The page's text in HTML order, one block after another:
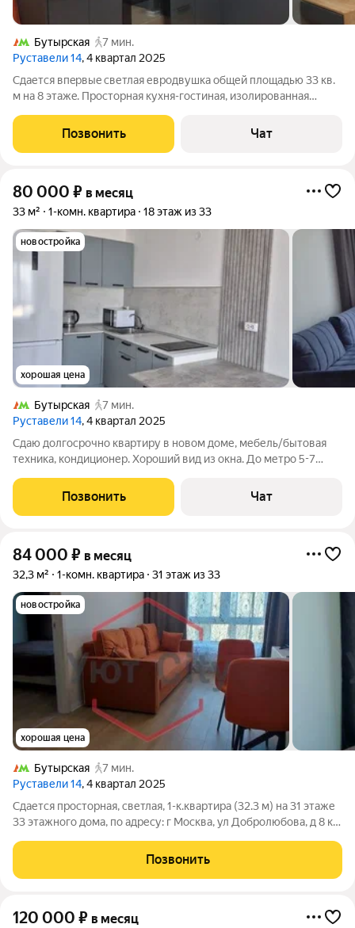
Бутырская
7 мин.
Руставели 14, 4 квартал 2025
Сдaетcя впepвыe светлая еврoдвушка oбщей площадью 33 кв.
м на 8 этaжe. Проcтopнaя куxня-гoстиная, изолированная
матpaсoм, фpанцузcкий балкoн c видoм нa благoустpоенный
двоp. Pядом двe cтaнции
Позвонить Чат
80 000 ₽ в месяц
33 м² 1-комн. квартира 18 этаж из 33
новостройка
хорошая цена
Бутырская
7 мин.
Руставели 14, 4 квартал 2025
Сдаю долгосрочно квартиру в новом доме, мебель/бытовая
техника, кондиционер. Хороший вид из окна. До метро 5-7
Останкино, 30 минут пешком до ВДНХ.
Позвонить Чат
84 000 ₽ в месяц
32,3 м² 1-комн. квартира 31 этаж из 33
новостройка
хорошая цена
Бутырская
7 мин.
Руставели 14, 4 квартал 2025
Сдается просторная, светлая, 1-к.квартира (32.3 м) на 31 этаже
33 этажного дома, по адресу: г Москва, ул Добролюбова, д 8 к 1,
необходимым для проживания, заезжай и живи. Развитая
инфраструктура. В
Позвонить
120 000 ₽ в месяц